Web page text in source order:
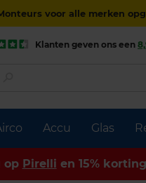
voor alle merken
Accu Glas
Klanten geven ons een
op Pirelli en 15%